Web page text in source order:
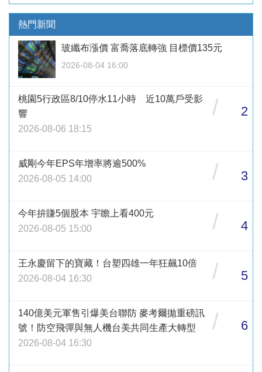
熱門新聞
玻纖布漲價 富喬落底轉強 目標價135元
2026-08-04 16:00
桃園5行政區8/10停水11小時 近10萬戶受影
響
2026-08-06 18:15
/ 2
威剛今年EPS年增率將逾500%
2026-08-05 14:00
/ 3
今年拚賺5個股本 宇瞻上看400元
2026-08-05 15:00
/ 4
王永慶留下的寶藏！台塑四雄一年狂飆10倍
2026-08-04 16:30
/ 5
140億美元軍售引爆美台聯防 麥考爾拋重磅訊
號！防空飛彈與無人機台美共同生產大轉型
2026-08-04 16:30
/ 6